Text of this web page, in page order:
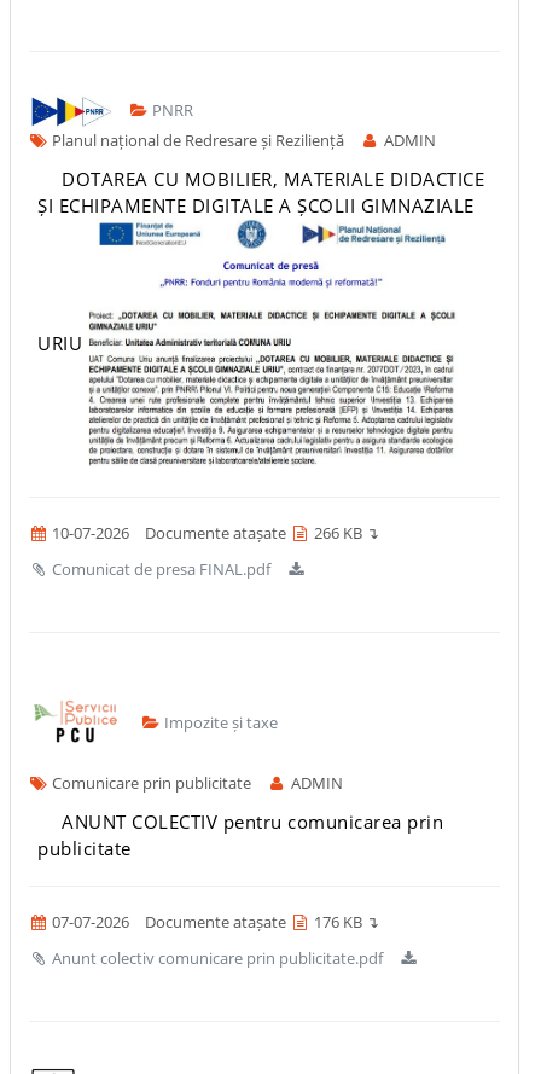
PNRR
Planul național de Redresare și Reziliență
ADMIN
DOTAREA CU MOBILIER, MATERIALE DIDACTICE
ȘI ECHIPAMENTE DIGITALE A ȘCOLII GIMNAZIALE
URIU
10-07-2026 Documente atașate
266 KB ↴
Comunicat de presa FINAL.pdf
Impozite și taxe
Comunicare prin publicitate ADMIN
ANUNT COLECTIV pentru comunicarea prin
publicitate
07-07-2026 Documente atașate
176 KB ↴
Anunt colectiv comunicare prin publicitate.pdf